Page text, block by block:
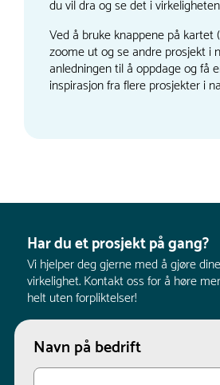
du vil dra og se det i
Ved å bruke knappene på kartet
zoome ut og se andre prosjekt i
anledningen til å oppdage og få
inspirasjon fra flere prosjekter i
Har du et prosjekt på gang?
Vi hjelper deg gjerne med å gjøre
virkelighet. Kontakt oss for å høre
helt uten forpliktelser!
Navn på bedrift